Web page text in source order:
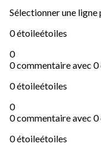
Sélectionner une
0 étoileétoiles
0
0 commentaire avec 0
0 étoileétoiles
0
0 commentaire avec 0
0 étoileétoiles